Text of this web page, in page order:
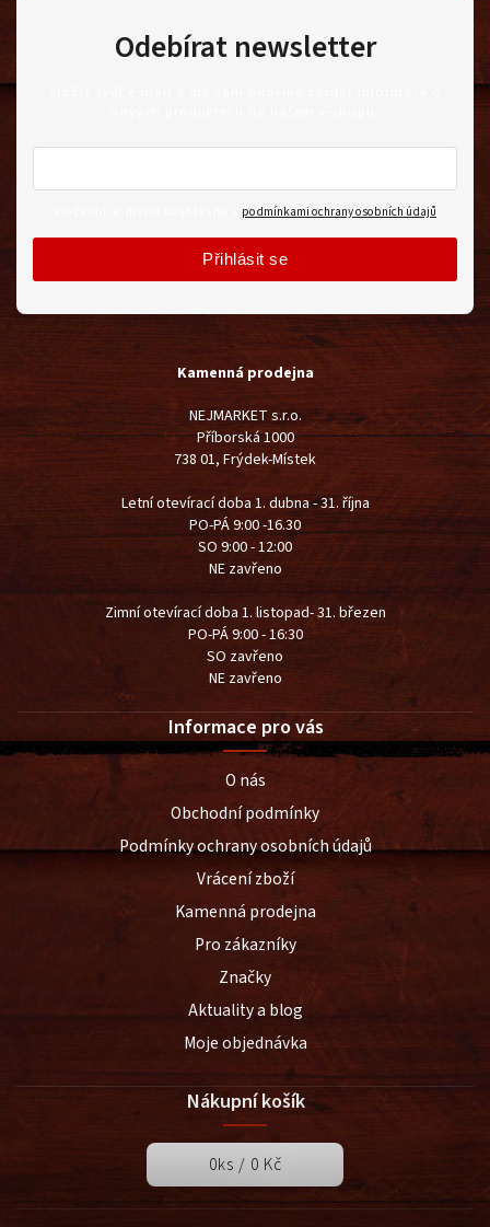
Kamenná prodejna
NEJMARKET s.r.o.
Příborská 1000
738 01, Frýdek-Místek
Letní otevírací doba 1. dubna - 31. října
PO-PÁ 9:00 -16.30
SO 9:00 - 12:00
NE zavřeno
Zimní otevírací doba 1. listopad- 31. březen
PO-PÁ 9:00 - 16:30
SO zavřeno
NE zavřeno
Informace pro vás
O nás
Obchodní podmínky
Podmínky ochrany osobních údajů
Vrácení zboží
Kamenná prodejna
Pro zákazníky
Značky
Aktuality a blog
Moje objednávka
Nákupní košík
0ks / 0 Kč
Odebírat newsletter
podmínkami ochrany osobních údajů
Přihlásit se